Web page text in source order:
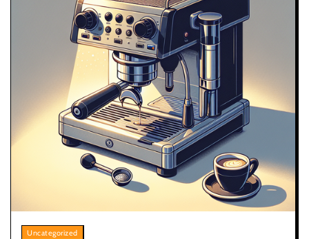
Uncategorized